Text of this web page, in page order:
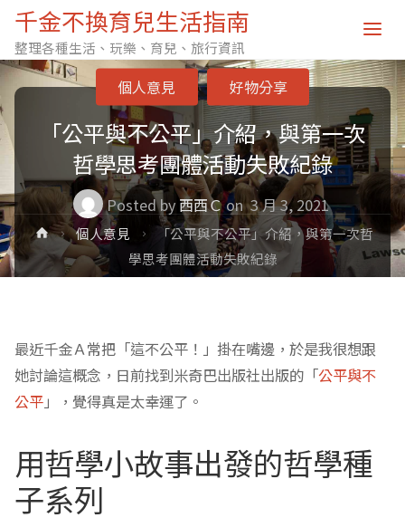
千金不換育兒生活指南
整理各種生活、玩樂、育兒、旅行資訊
「公平與不公平」介紹，與第一次
哲學思考團體活動失敗紀錄
Posted by西西Ｃon 3 月 3, 2021
個人意見 好物分享
Home個人意見
「公平與不公平」介紹，與第一次哲
學思考團體活動失敗紀錄
最近千金Ａ常把「這不公平！」掛在嘴邊，於是我很想跟
她討論這概念，日前找到米奇巴出版社出版的「公平與不
公平」，覺得真是太幸運了。
用哲學小故事出發的哲學種
子系列